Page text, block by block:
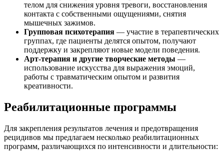
телом для снижения уровня тревоги, восстановления
контакта с собственными ощущениями, снятия
мышечных зажимов.
Групповая психотерапия — участие в терапевтических
группах, где пациенты делятся опытом, получают
поддержку и закрепляют новые модели поведения.
Арт-терапия и другие творческие методы —
использование искусства для выражения эмоций,
работы с травматическим опытом и развития
креативности.
Реабилитационные программы
Для закрепления результатов лечения и предотвращения
рецидивов мы предлагаем несколько реабилитационных
программ, различающихся по интенсивности и длительности: